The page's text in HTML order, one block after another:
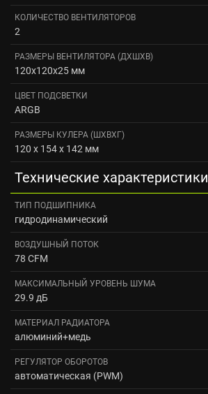
КОЛИЧЕСТВО ВЕНТИЛЯТОРОВ
2
РАЗМЕРЫ ВЕНТИЛЯТОРА (ДXШXВ)
120x120x25 мм
ЦВЕТ ПОДСВЕТКИ
ARGB
РАЗМЕРЫ КУЛЕРА (ШХВXГ)
120 x 154 x 142 мм
Технические характеристики
ТИП ПОДШИПНИКА
гидродинамический
ВОЗДУШНЫЙ ПОТОК
78 CFM
МАКСИМАЛЬНЫЙ УРОВЕНЬ ШУМА
29.9 дБ
МАТЕРИАЛ РАДИАТОРА
алюминий+медь
РЕГУЛЯТОР ОБОРОТОВ
автоматическая (PWM)